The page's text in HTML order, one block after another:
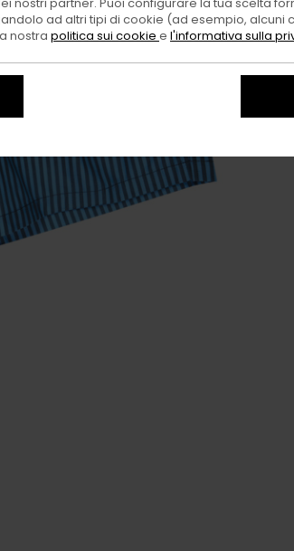
ad altri tipi di cookie (ad esempio, alcuni
nostra politica sui cookie e l'informativa sulla